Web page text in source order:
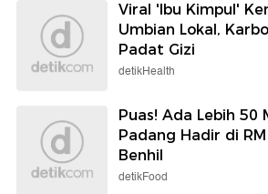
Viral 'Ibu Kimpul'
Umbian Lokal,
Padat Gizi
detikHealth
Puas! Ada Lebih 50
Padang Hadir di
Benhil
detikFood